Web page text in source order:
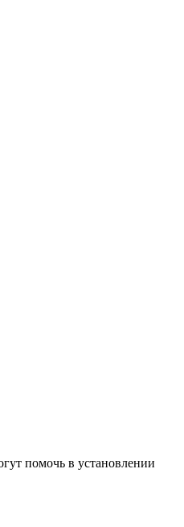
помочь в установлении